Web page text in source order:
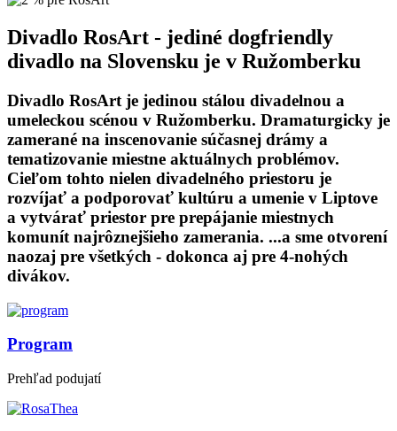
Divadlo RosArt - jediné dogfriendly
divadlo na Slovensku je v Ružomberku
Divadlo RosArt je jedinou stálou divadelnou a
umeleckou scénou v Ružomberku. Dramaturgicky je
zamerané na inscenovanie súčasnej drámy a
tematizovanie miestne aktuálnych problémov.
Cieľom tohto nielen divadelného priestoru je
rozvíjať a podporovať kultúru a umenie v Liptove
a vytvárať priestor pre prepájanie miestnych
komunít najrôznejšieho zamerania. ...a sme otvorení
naozaj pre všetkých - dokonca aj pre 4-nohých
divákov.
Program
Prehľad podujatí